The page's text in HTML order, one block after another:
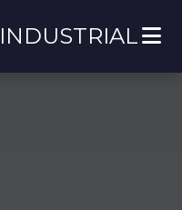
INDUSTRIAL